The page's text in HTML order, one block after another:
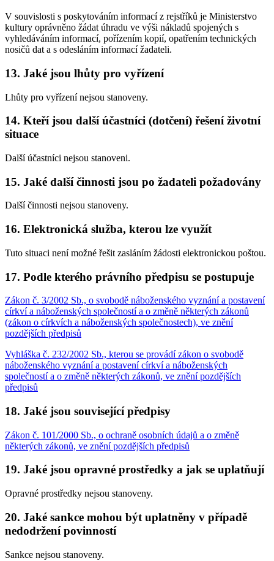
V souvislosti s poskytováním informací z rejstříků je Ministerstvo
kultury oprávněno žádat úhradu ve výši nákladů spojených s
vyhledáváním informací, pořízením kopií, opatřením technických
nosičů dat a s odesláním informací žadateli.
13. Jaké jsou lhůty pro vyřízení
Lhůty pro vyřízení nejsou stanoveny.
14. Kteří jsou další účastníci (dotčení) řešení životní
situace
Další účastníci nejsou stanoveni.
15. Jaké další činnosti jsou po žadateli požadovány
Další činnosti nejsou stanoveny.
16. Elektronická služba, kterou lze využít
Tuto situaci není možné řešit zasláním žádosti elektronickou poštou.
17. Podle kterého právního předpisu se postupuje
Zákon č. 3/2002 Sb., o svobodě náboženského vyznání a postavení
církví a náboženských společností a o změně některých zákonů
(zákon o církvích a náboženských společnostech), ve znění
pozdějších předpisů
Vyhláška č. 232/2002 Sb., kterou se provádí zákon o svobodě
náboženského vyznání a postavení církví a náboženských
společností a o změně některých zákonů, ve znění pozdějších
předpisů
18. Jaké jsou související předpisy
Zákon č. 101/2000 Sb., o ochraně osobních údajů a o změně
některých zákonů, ve znění pozdějších předpisů
19. Jaké jsou opravné prostředky a jak se uplatňují
Opravné prostředky nejsou stanoveny.
20. Jaké sankce mohou být uplatněny v případě
nedodržení povinností
Sankce nejsou stanoveny.